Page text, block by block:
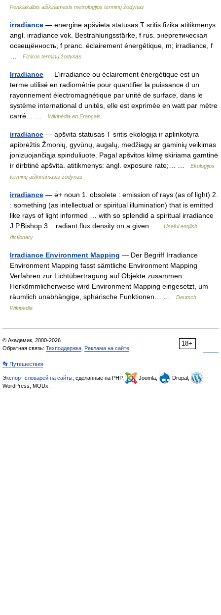
Penkiakalbis aiškinamasis metrologijos terminų žodynas
irradiance — energinė apšvieta statusas T sritis fizika atitikmenys:
angl. irradiance vok. Bestrahlungsstärke, f rus. энергетическая
освещённость, f pranc. éclairement énergétique, m; irradiance, f
Fizikos terminų žodynas
Irradiance — L’irradiance ou éclairement énergétique est un
terme utilisé en radiométrie pour quantifier la puissance d un
rayonnement électromagnétique par unité de surface, dans le
système international d unités, elle est exprimée en watt par mètre
carré… …
Wikipédia en Français
irradiance — apšvita statusas T sritis ekologija ir aplinkotyra
apibrėžtis Žmonių, gyvūnų, augalų, medžiagų ar gaminių veikimas
jonizuojančiąja spinduliuote. Pagal apšvitos kilmę skiriama gamtinė
ir dirbtinė apšvita. atitikmenys: angl. exposure rate;… …
Ekologijos
terminų aiškinamasis žodynas
irradiance — ə̇+ noun 1. obsolete : emission of rays (as of light) 2.
: something (as intellectual or spiritual illumination) that is emitted
like rays of light informed … with so splendid a spiritual irradiance
J.P.Bishop 3. : radiant flux density on a given …
Useful english
dictionary
Irradiance Environment Mapping — Der Begriff Irradiance
Environment Mapping fasst sämtliche Environment Mapping
Verfahren zur Lichtübertragung auf Objekte zusammen.
Herkömmlicherweise wird Environment Mapping eingesetzt, um
räumlich unabhängige, sphärische Funktionen… …
Deutsch
Wikipedia
18+
© Академик, 2000-2026
Обратная связь: Техподдержка Реклама на сайте
👣 Путешествия
Экспорт словарей на сайты , сделанные на PHP, Joomla,
Drupal,
WordPress, MODx.